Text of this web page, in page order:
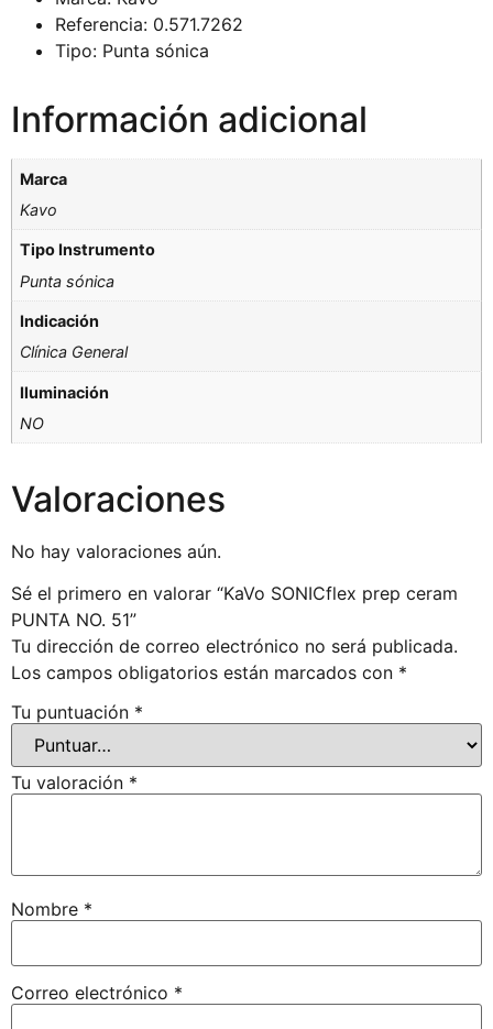
Referencia: 0.571.7262
Tipo: Punta sónica
Información adicional
Marca
Kavo
Tipo Instrumento
Punta sónica
Indicación
Clínica General
Iluminación
NO
Valoraciones
No hay valoraciones aún.
Sé el primero en valorar “KaVo SONICflex prep ceram
PUNTA NO. 51”
Tu dirección de correo electrónico no será publicada.
Los campos obligatorios están marcados con *
Tu puntuación *
Tu valoración *
Nombre *
Correo electrónico *